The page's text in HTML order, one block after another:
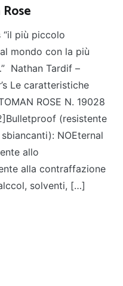
“il più piccolo
mondo con la più
Nathan Tardif –
Le caratteristiche
ROSE N. 19028
(resistente
NOEternal
allo
alla contraffazione
solventi, […]